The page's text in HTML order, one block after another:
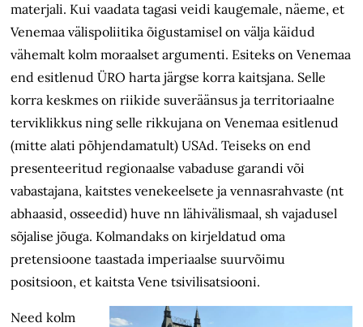
materjali. Kui vaadata tagasi veidi kaugemale, näeme, et
Venemaa välispoliitika õigustamisel on välja käidud
vähemalt kolm moraalset argumenti. Esiteks on Venemaa
end esitlenud ÜRO harta järgse korra kaitsjana. Selle
korra keskmes on riikide suveräänsus ja territoriaalne
terviklikkus ning selle rikkujana on Venemaa esitlenud
(mitte alati põhjendamatult) USAd. Teiseks on end
presenteeritud regionaalse vabaduse garandi või
vabastajana, kaitstes venekeelsete ja vennasrahvaste (nt
abhaasid, osseedid) huve nn lähivälismaal, sh vajadusel
sõjalise jõuga. Kolmandaks on kirjeldatud oma
pretensioone taastada imperiaalse suurvõimu
positsioon, et kaitsta Vene tsivilisatsiooni.
Need kolm